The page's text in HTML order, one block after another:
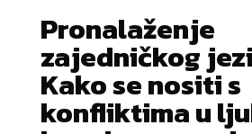
Pronalaženje
zajedničkog
Kako se nositi s
konfliktima u